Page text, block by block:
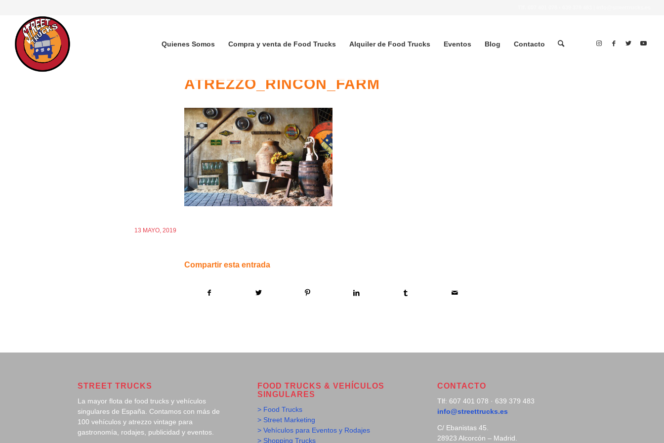
Quienes Somos Compra y venta de Food Trucks Alquiler de Food Trucks Eventos Blog Contacto
ATREZZO_RINCON_FARM
13 MAYO, 2019
Compartir esta entrada
STREET TRUCKS
La mayor flota de food trucks y vehículos
singulares de España. Contamos con más de
100 vehículos y atrezzo vintage para
gastronomía, rodajes, publicidad y eventos.
FOOD TRUCKS & VEHÍCULOS
SINGULARES
> Food Trucks
> Street Marketing
> Vehículos para Eventos y Rodajes
> Shopping Trucks
CONTACTO
Tlf: 607 401 078 · 639 379 483
info@streettrucks.es
C/ Ebanistas 45.
28923 Alcorcón – Madrid.